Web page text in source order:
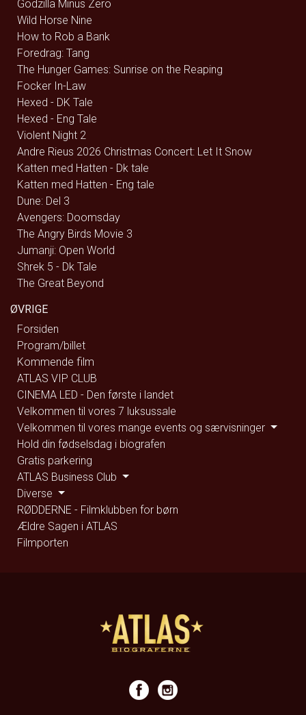
Godzilla Minus Zero
Wild Horse Nine
How to Rob a Bank
Foredrag: Tang
The Hunger Games: Sunrise on the Reaping
Focker In-Law
Hexed - DK Tale
Hexed - Eng Tale
Violent Night 2
Andre Rieus 2026 Christmas Concert: Let It Snow
Katten med Hatten - Dk tale
Katten med Hatten - Eng tale
Dune: Del 3
Avengers: Doomsday
The Angry Birds Movie 3
Jumanji: Open World
Shrek 5 - Dk Tale
The Great Beyond
ØVRIGE
Forsiden
Program/billet
Kommende film
ATLAS VIP CLUB
CINEMA LED - Den første i landet
Velkommen til vores 7 luksussale
Velkommen til vores mange events og særvisninger
Hold din fødselsdag i biografen
Gratis parkering
ATLAS Business Club
Diverse
RØDDERNE - Filmklubben for børn
Ældre Sagen i ATLAS
Filmporten